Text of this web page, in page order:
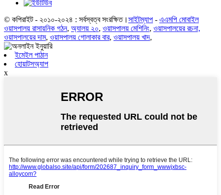
© কপিরাইট - ২০১০-২০২৪ : সর্বস্বত্ব সংরক্ষিত। সাইটম্যাপ - এএমপি মোবাইল
ওয়াসপালয় রাসায়নিক গঠন, অ্যালয় ২০, ওয়াসপালয় মেশিনিং, ওয়াসপালয়ের রচনা,
ওয়াসপালয়ের দাম, ওয়াসপালয় গোলাকার বার, ওয়াসপালয় খাদ,
ইমেইল পাঠান
হোয়াটসঅ্যাপ
x